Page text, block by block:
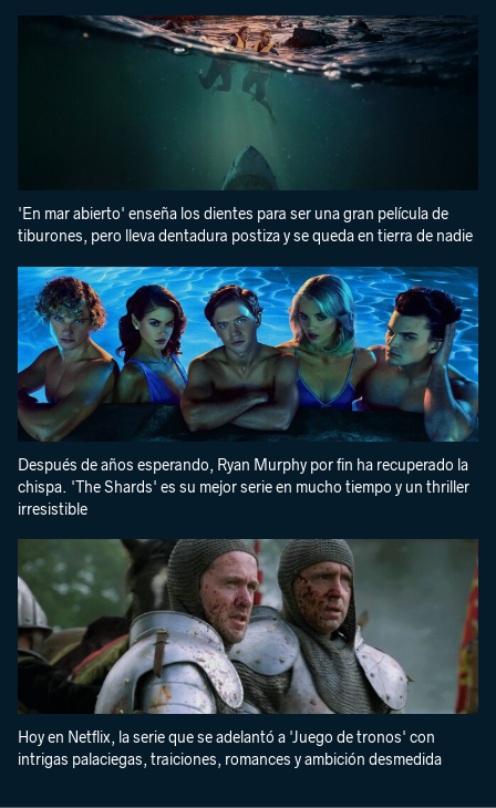
'En mar abierto' enseña los dientes para ser una gran película de
tiburones, pero lleva dentadura postiza y se queda en tierra de nadie
Después de años esperando, Ryan Murphy por fin ha recuperado la
chispa. 'The Shards' es su mejor serie en mucho tiempo y un thriller
irresistible
Hoy en Netflix, la serie que se adelantó a 'Juego de tronos' con
intrigas palaciegas, traiciones, romances y ambición desmedida